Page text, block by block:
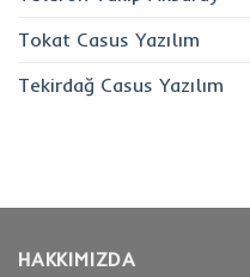
Tokat Casus Yazılım
Tekirdağ Casus Yazılım
HAKKIMIZDA